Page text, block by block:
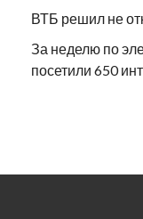
ВТБ решил не
За неделю по
посетили 650